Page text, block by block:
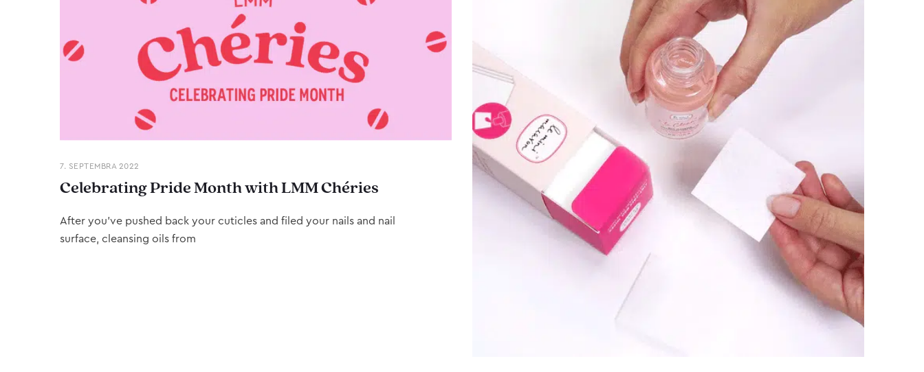
7. SEPTEMBRA 2022
Celebrating Pride Month with LMM Chéries
After you’ve pushed back your cuticles and filed your nails and nail
surface, cleansing oils from